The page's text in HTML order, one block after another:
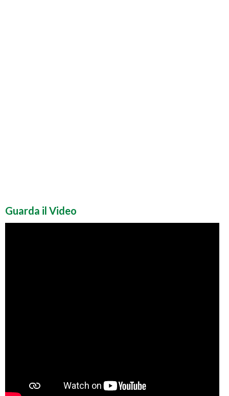
Guarda il Video